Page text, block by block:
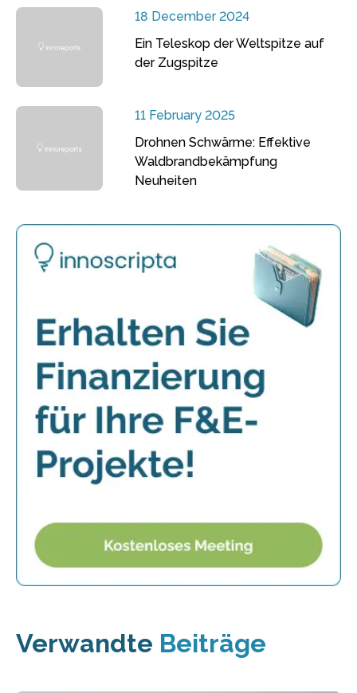
18 December 2024
Ein Teleskop der Weltspitze auf
der Zugspitze
11 February 2025
Drohnen Schwärme: Effektive
Waldbrandbekämpfung
Neuheiten
Verwandte Beiträge